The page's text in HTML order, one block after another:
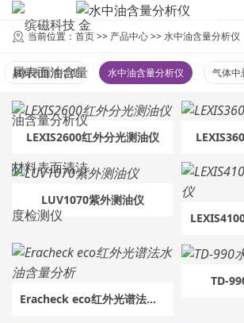
水中油含量分析仪
当前位置： 首页>> 产品中心>>水中油含量分析仪
材料表面清洁度 水中油含量分析仪 气体中
LEXIS2600红外分光测油仪
LUV1070紫外测油仪
Eracheck eco红外光谱法水油含量分析
TD-